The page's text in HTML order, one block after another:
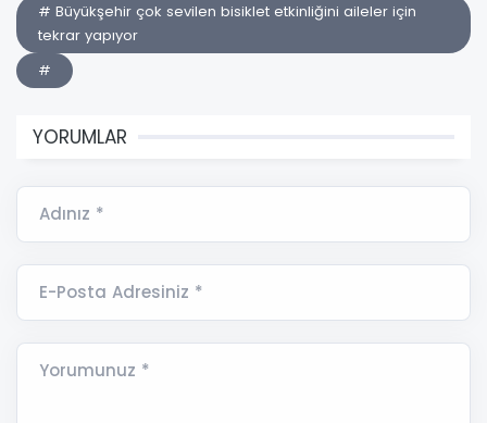
# Büyükşehir çok sevilen bisiklet etkinliğini aileler için
tekrar yapıyor
#
YORUMLAR
Adınız *
E-Posta Adresiniz *
Yorumunuz *